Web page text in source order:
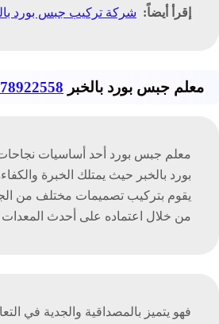
إقرأ أيضاً: شركة تركيب جبس بورد
معلم جبس بورد بالخبر
معلم جبس بورد أحد أساسيات
بورد بالخبر حيث يمتلك الخبرة
يقوم بتركيب تصميمات مختلف من
من خلال اعتماده على أحدث المعدات
فهو يتميز بالمصداقية والجدية في